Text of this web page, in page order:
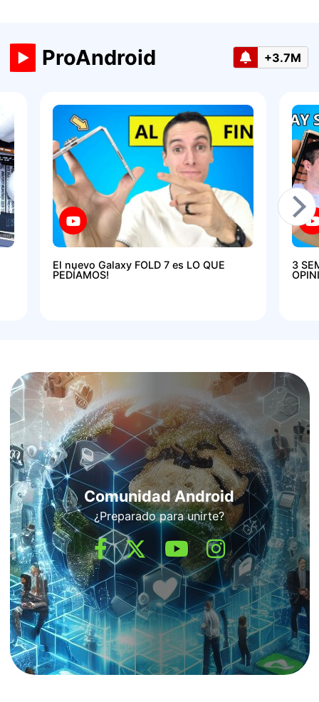
ProAndroid +3.7M
El nuevo Galaxy FOLD 7 es LO QUE
PEDÍAMOS!
3
Comunidad Android
¿Preparado para unirte?